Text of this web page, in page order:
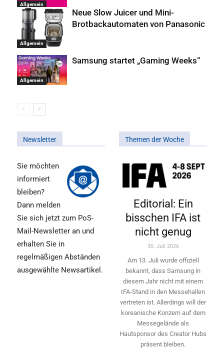
Allgemein
Allgemein
Neue Slow Juicer und Mini-
Brotbackautomaten von Panasonic
Allgemein
Samsung startet „Gaming Weeks“
Newsletter
Sie möchten
informiert
bleiben?
Dann melden
Sie sich jetzt zum PoS-
Mail-Newsletter an und
erhalten Sie in
regelmäßigen Abständen
ausgewählte Newsartikel.
Themen der Woche
Editorial: Ein
bisschen IFA ist
nicht genug
30. Juli 2026
Am 13. Juli wurde offiziell
bekannt, dass Samsung in
diesem Jahr nicht mit einem
IFA-Stand in den Messehallen
vertreten ist. Allerdings will ­der
koreanische Konzern auf dem
Messegelände als
Hautsponsor des Creator Hubs
präsent bleiben.